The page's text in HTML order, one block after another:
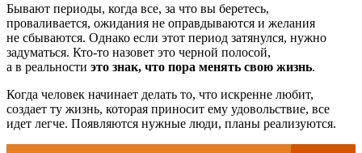
Бывают периоды, когда все, за что вы беретесь,
проваливается, ожидания не оправдываются и желания
не сбываются. Однако если этот период затянулся, нужно
задуматься. Кто-то назовет это черной полосой,
а в реальности это знак, что пора менять свою жизнь.
Когда человек начинает делать то, что искренне любит,
создает ту жизнь, которая приносит ему удовольствие, все
идет легче. Появляются нужные люди, планы реализуются.